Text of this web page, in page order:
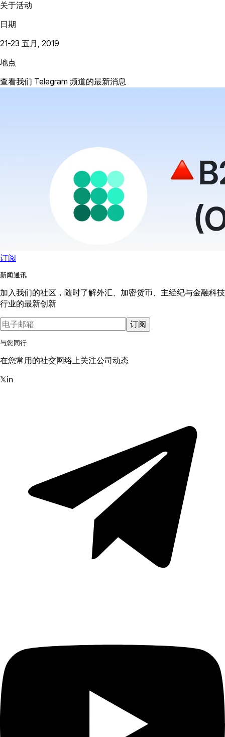
关于活动
日期
21-23 五月, 2019
地点
查看我们 Telegram 频道的最新消息
订阅
新闻通讯
加入我们的社区，随时了解外汇、加密货币、主经纪与金融科技
行业的最新创新
订阅
与您同行
在您常用的社交网络上关注公司动态
𝕏in